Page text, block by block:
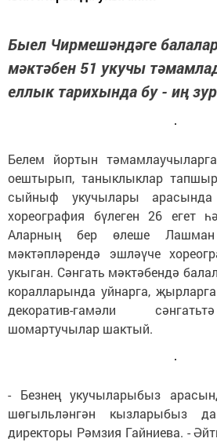
Быел Чирмешәндәге
мәктәбен 51 укучы
еллык тарихында бу - иң
Белем йортын
оештырып, таныклыклар
сыйныф укучылары арасында
хореография бүлеген 26 егет
Аларның бер өлеше
мәктәпләрендә эшләүче
укыган. Сәнгать мәктәбендә
коралларында уйнарга,
декоратив-гамәли
шомартучылар шактый.
- Безнең укучыларыбыз
шөгыльләнгән кызларыбыз
директоры Рәмзия Гайниева. -